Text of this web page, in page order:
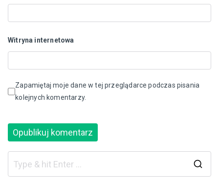
Witryna internetowa
Zapamiętaj moje dane w tej przeglądarce podczas pisania
kolejnych komentarzy.